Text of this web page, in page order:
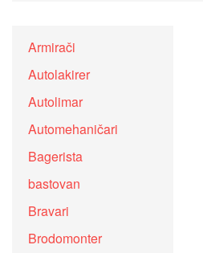
Armirači
Autolakirer
Autolimar
Automehaničari
Bagerista
bastovan
Bravari
Brodomonter